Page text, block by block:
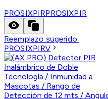
PROSIXPIRPROSIXPIR
Reemplazo sugerido:
PROSIXPIRV